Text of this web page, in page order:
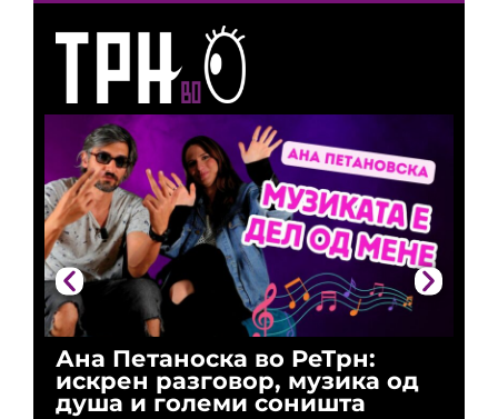
Ана Петаноска во РеТрн:
искрен разговор, музика од
душа и големи соништа